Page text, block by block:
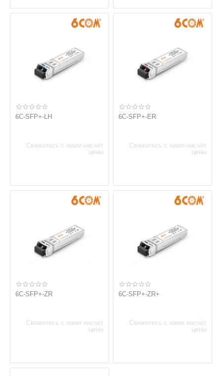
6C-SFP+-LH
Свяжитесь с нами насчёт
цены
6C-SFP+-ER
Свяжитесь с нами насчёт
цены
6C-SFP+-ZR
Свяжитесь с нами насчёт
цены
6C-SFP+-ZR+
Свяжитесь с нами насчёт
цены